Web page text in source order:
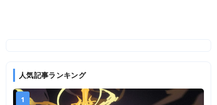
人気記事ランキング
1